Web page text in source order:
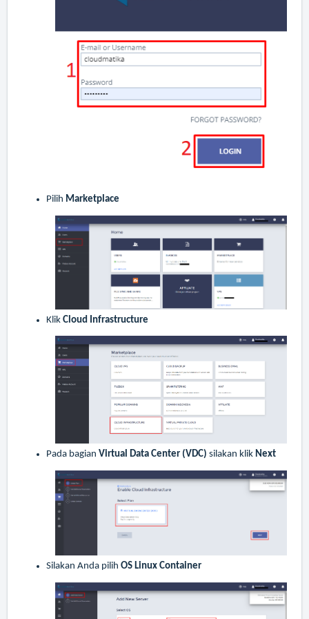
Pilih Marketplace
Klik Cloud Infrastructure
Pada bagian Virtual Data Center (VDC) silakan klik Next
Silakan Anda pilih OS Linux Container